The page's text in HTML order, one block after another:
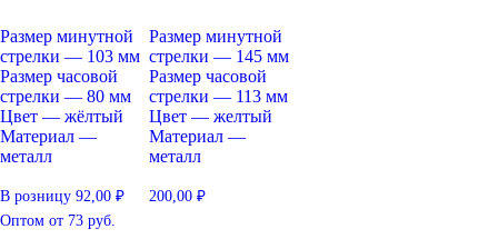
Размер минутной
стрелки — 103 мм
Размер часовой
стрелки — 80 мм
Цвет — жёлтый
Материал —
металл
В розницу 92,00 ₽
Оптом от 73 руб.
Размер минутной
стрелки — 145 мм
Размер часовой
стрелки — 113 мм
Цвет — желтый
Материал —
металл
200,00₽